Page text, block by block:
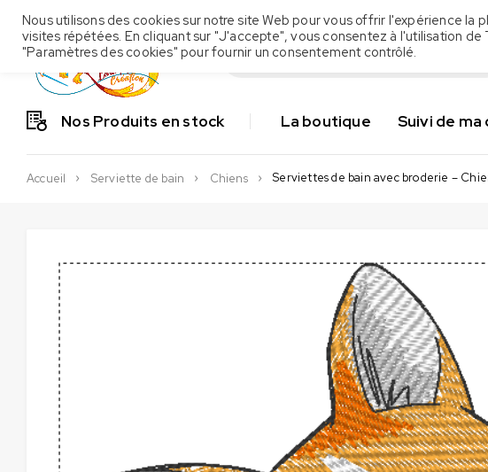
Nos Produits en stock La boutique Suivi de
Accueil Serviette de bain Chiens Serviettes de bain avec broderie –
Nous utilisons des cookies sur notre site Web pour vous offrir l'expérience
visites répétées. En cliquant sur "J'accepte", vous consentez à l'utilisation
"Paramètres des cookies" pour fournir un consentement contrôlé.